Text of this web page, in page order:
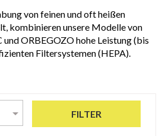
von feinen und oft heißen
kombinieren unsere Modelle von
ORBEGOZO hohe Leistung (bis
Filtersystemen (HEPA).
 FILTER